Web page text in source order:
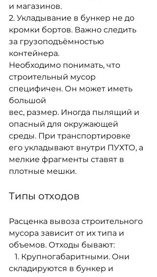
и магазинов.
2. Укладывание в бункер не до
кромки бортов. Важно следить
за грузоподъёмностью
контейнера.
Необходимо понимать, что
строительный мусор
специфичен. Он может иметь
большой
вес, размер. Иногда пылящий и
опасный для окружающей
среды. При транспортировке
его укладывают внутри ПУХТО, а
мелкие фрагменты ставят в
плотные мешки.
Типы отходов
Расценка вывоза строительного
мусора зависит от их типа и
объемов. Отходы бывают:
складируются в бункер и